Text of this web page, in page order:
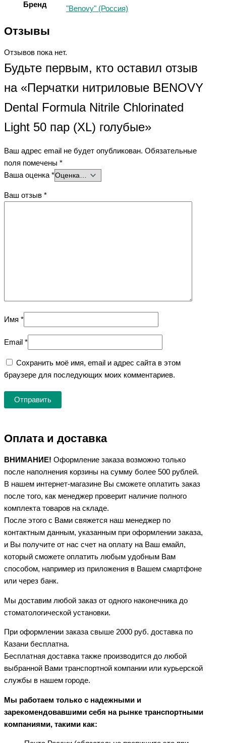
Бренд "Benovy" (Россия)
Отзывы
Отзывов пока нет.
Будьте первым, кто оставил отзыв
на «Перчатки нитриловые BENOVY
Dental Formula Nitrile Chlorinated
Light 50 пар (XL) голубые»
Ваш адрес email не будет опубликован. Обязательные
поля помечены *
Ваша оценка *
Ваш отзыв *
Имя *
Email *
Сохранить моё имя, email и адрес сайта в этом
браузере для последующих моих комментариев.
Оплата и доставка
ВНИМАНИЕ! Оформление заказа возможно только
после наполнения корзины на сумму более 500 рублей.
В нашем интернет-магазине Вы сможете оплатить заказ
после того, как менеджер проверит наличие полного
комплекта товаров на складе.
После этого с Вами свяжется наш менеджер по
контактным данным, указанным при оформлении заказа,
и Вы получите от нас счет на оплату на Ваш емайл,
который сможете оплатить любым удобным Вам
способом, например из приложения в Вашем смартфоне
или через банк.
Мы доставим любой заказ от одного наконечника до
стоматологической установки.
При оформлении заказа свыше 2000 руб. доставка по
Казани бесплатна.
Бесплатная доставка также производится до любой
выбранной Вами транспортной компании или курьерской
службы в нашем городе.
Мы работаем только с надежными и
зарекомендовавшими себя на рынке транспортными
компаниями, такими как: